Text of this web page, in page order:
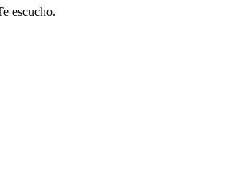
escucho.